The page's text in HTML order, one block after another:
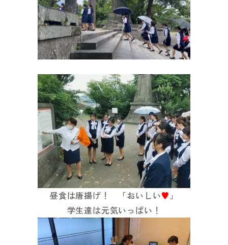
昼食は唐揚げ！ 「おいしい♥ 」
学生達は元気いっぱい！